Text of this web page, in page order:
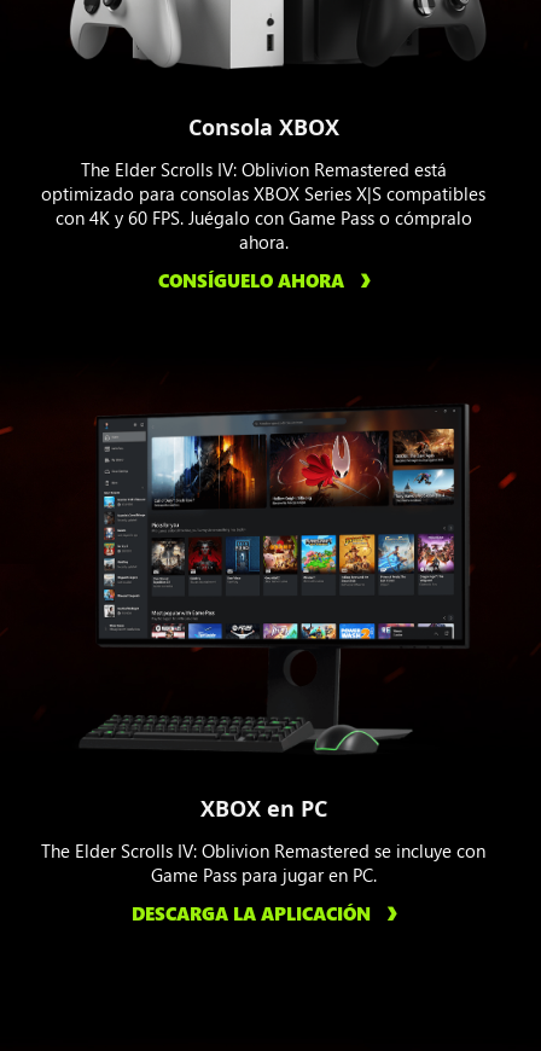
Consola XBOX
The Elder Scrolls IV: Oblivion Remastered está
optimizado para consolas XBOX Series X|S compatibles
con 4K y 60 FPS. Juégalo con Game Pass o cómpralo
ahora.
CONSÍGUELO AHORA
XBOX en PC
The Elder Scrolls IV: Oblivion Remastered se incluye con
Game Pass para jugar en PC.
DESCARGA LA APLICACIÓN